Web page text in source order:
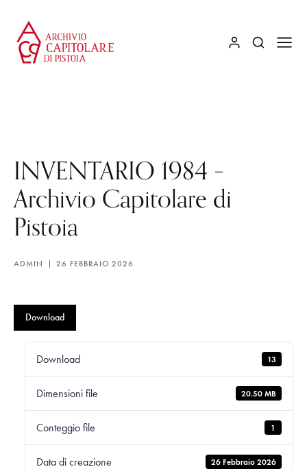
INVENTARIO 1984 –
Archivio Capitolare di
Pistoia
ADMIN 26 FEBBRAIO 2026
Download
Download 13
Dimensioni file 20.50 MB
Conteggio file 1
Data di creazione 26 Febbraio 2026